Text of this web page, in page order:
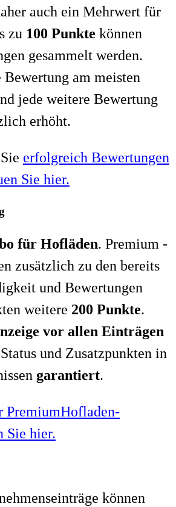
auch ein Mehrwert für
zu 100 Punkte können
gesammelt werden.
Bewertung am meisten
jede weitere Bewertung
erhöht.
erfolgreich Bewertungen
Sie hier.
für Hofläden. Premium -
zusätzlich zu den bereits
und Bewertungen
weitere 200 Punkte.
vor allen Einträgen
und Zusatzpunkten in
garantiert.
PremiumHofladen-
Sie hier.
können